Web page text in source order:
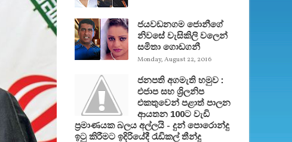
ජයවඩනගම ජොනීගේ
නිවසේ වැසිකිලි වලෙන්
සමිතා ගොඩගනී
Monday, August 22, 2016
ජනපති අගමැති හමුව :
එජාප සහ ශ්‍රිලනිප
එකතුවෙන් පළාත් පාලන
ආයතන 100ට වැඩි
ප්‍රමාණයක බලය අල්ලයි - දුන් පොරොන්දු
ඉටු කිරීමට ඉදිරියේදී රැඩිකල් තීන්දු